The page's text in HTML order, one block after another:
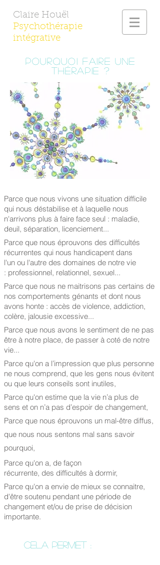
Claire Houël
Psychothérapie
intégrative
Pourquoi faire une
thérapie ?
Parce que nous vivons une situation difficile
qui nous déstabilise et à laquelle nous
n'arrivons plus à faire face seul : maladie,
deuil, séparation, licenciement...
Parce que nous éprouvons des difficultés
récurrentes qui nous handicapent dans
l'un ou l'autre des domaines de notre vie
: professionnel, relationnel, sexuel...
Parce que nous ne maitrisons pas certains de
nos comportements génants et dont nous
avons honte : accès de violence, addiction,
colère, jalousie excessive...
Parce que nous avons le sentiment de ne pas
être à notre place, de passer à coté de notre
vie...
Parce qu'on a l’impression que plus personne
ne nous comprend, que les gens nous évitent
ou que leurs conseils sont inutiles,
Parce qu'on estime que la vie n’a plus de
sens et on n’a pas d’espoir de changement,
Parce que nous éprouvons un mal-être diffus,
que nous nous sentons mal sans savoir
pourquoi,
Parce qu'on a, de façon
récurrente, des difficultés à dormir,
Parce qu'on a envie de mieux se connaitre,
d'être soutenu pendant une période de
changement et/ou de prise de décision
importante.
Cela permet :